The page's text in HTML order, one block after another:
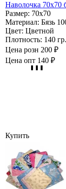
Наволочка 70х70
Размер: 70х70
Материал: Бязь
Цвет: Цветной
Плотность: 140
Цена розн 200 ₽
Цена опт 140 ₽
Купить